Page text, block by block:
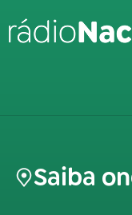
Saiba